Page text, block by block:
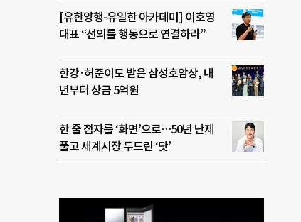
[유한양행-유일한 아카데미] 이호영
대표 “선의를 행동으로 연결하라”
한강·허준이도 받은 삼성호암상, 내
년부터 상금 5억원
한 줄 점자를 ‘화면’으로…50년 난제
풀고 세계시장 두드린 ‘닷’